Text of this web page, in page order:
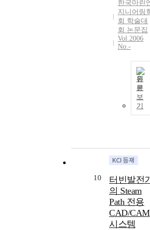
한국마린
지니어링
회 학술대
회 논문집
Vol.2006
No.-
원
문
보
기
10
터빈발전
의 Steam
Path 전용
CAD/CAM
시스템